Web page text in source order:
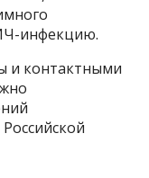
инфекцию.
и контактными